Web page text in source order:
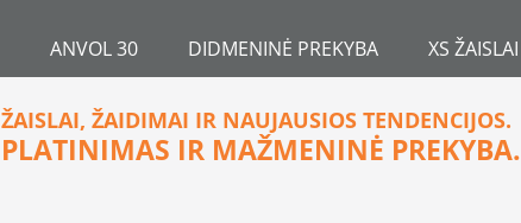
ANVOL 30 DIDMENINĖ PREKYBA XS ŽAISLAI
ŽAISLAI, ŽAIDIMAI IR NAUJAUSIOS TENDENCIJOS.
PLATINIMAS IR MAŽMENINĖ PREKYBA.